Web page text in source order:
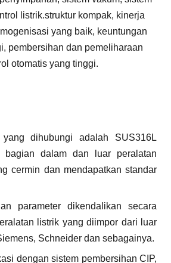
listrik.struktur kompak, kinerja
yang baik, keuntungan
pembersihan dan pemeliharaan
otomatis yang tinggi.
dihubungi adalah SUS316L
bagian dalam dan luar peralatan
cermin dan mendapatkan standar
parameter dikendalikan secara
listrik yang diimpor dari luar
Schneider dan sebagainya.
dengan sistem pembersihan CIP,